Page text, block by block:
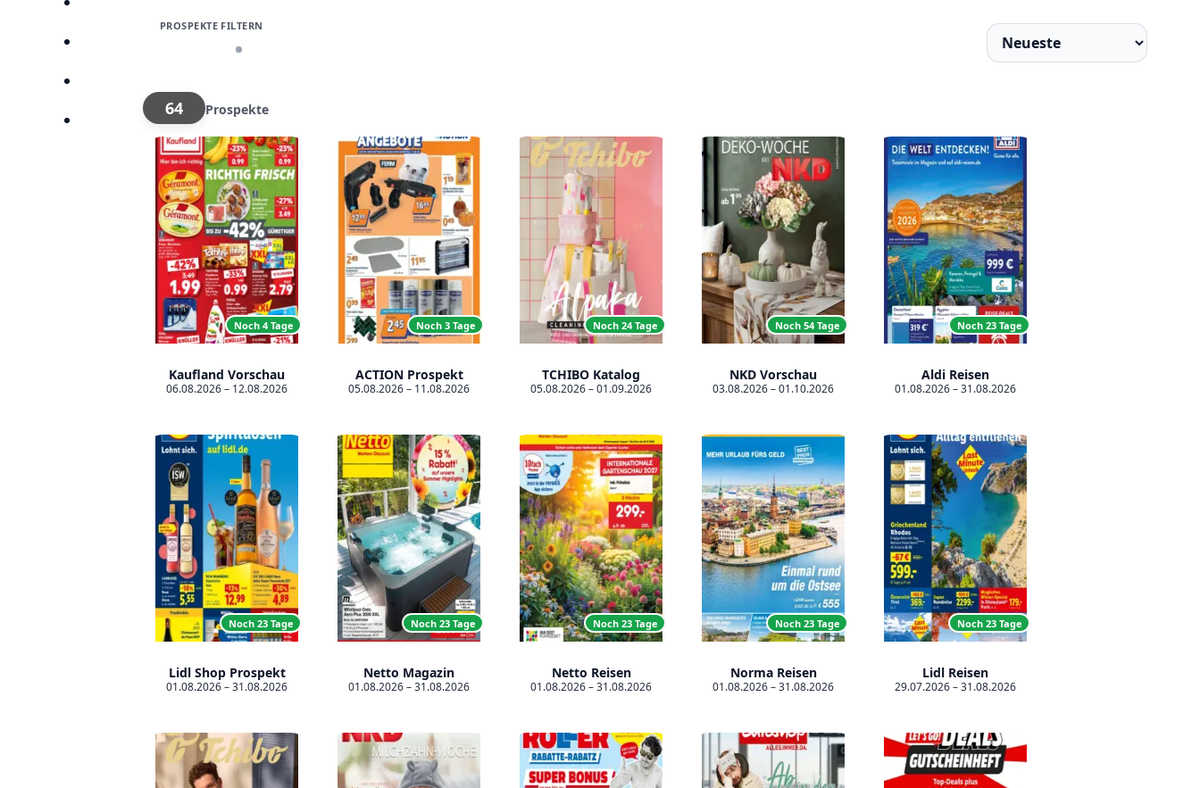
Lieblingsprospekte
Kompass
PROSPEKTE FILTERN
64 Prospekte
Prospekt-Ergebnisse
Noch 4 Tage
Kaufland Vorschau
06.08.2026 – 12.08.2026
Noch 3 Tage
ACTION Prospekt
05.08.2026 – 11.08.2026
Noch 24 Tage
TCHIBO Katalog
05.08.2026 – 01.09.2026
Noch 54 Tage
NKD Vorschau
03.08.2026 – 01.10.2026
Noch 23 Tage
Aldi Reisen
01.08.2026 – 31.08.2026
Noch 23 Tage
Lidl Shop Prospekt
01.08.2026 – 31.08.2026
Noch 23 Tage
Netto Magazin
01.08.2026 – 31.08.2026
Noch 23 Tage
Netto Reisen
01.08.2026 – 31.08.2026
Noch 23 Tage
Norma Reisen
01.08.2026 – 31.08.2026
Noch 23 Tage
Lidl Reisen
29.07.2026 – 31.08.2026